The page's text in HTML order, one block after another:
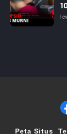
Peta Situs